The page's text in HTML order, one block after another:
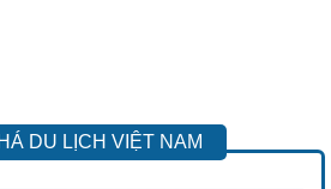
DU LỊCH VIỆT NAM